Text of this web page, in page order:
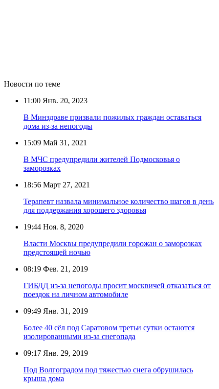
Новости по теме
11:00 Янв. 20, 2023
В Минздраве призвали пожилых граждан оставаться
дома из-за непогоды
15:09 Май 31, 2021
В МЧС предупредили жителей Подмосковья о
заморозках
18:56 Март 27, 2021
Терапевт назвала минимальное количество шагов в день
для поддержания хорошего здоровья
19:44 Ноя. 8, 2020
Власти Москвы предупредили горожан о заморозках
предстоящей ночью
08:19 Фев. 21, 2019
ГИБДД из-за непогоды просит москвичей отказаться от
поездок на личном автомобиле
09:49 Янв. 31, 2019
Более 40 сёл под Саратовом третьи сутки остаются
изолированными из-за снегопада
09:17 Янв. 29, 2019
Под Волгоградом под тяжестью снега обрушилась
крыша дома